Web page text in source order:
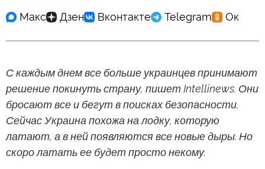
С каждым днем все больше украинцев принимают
решение покинуть страну, пишет Intellinews. Они
бросают все и бегут в поисках безопасности.
Сейчас Украина похожа на лодку, которую
латают, а в ней появляются все новые дыры. Но
скоро латать ее будет просто некому.